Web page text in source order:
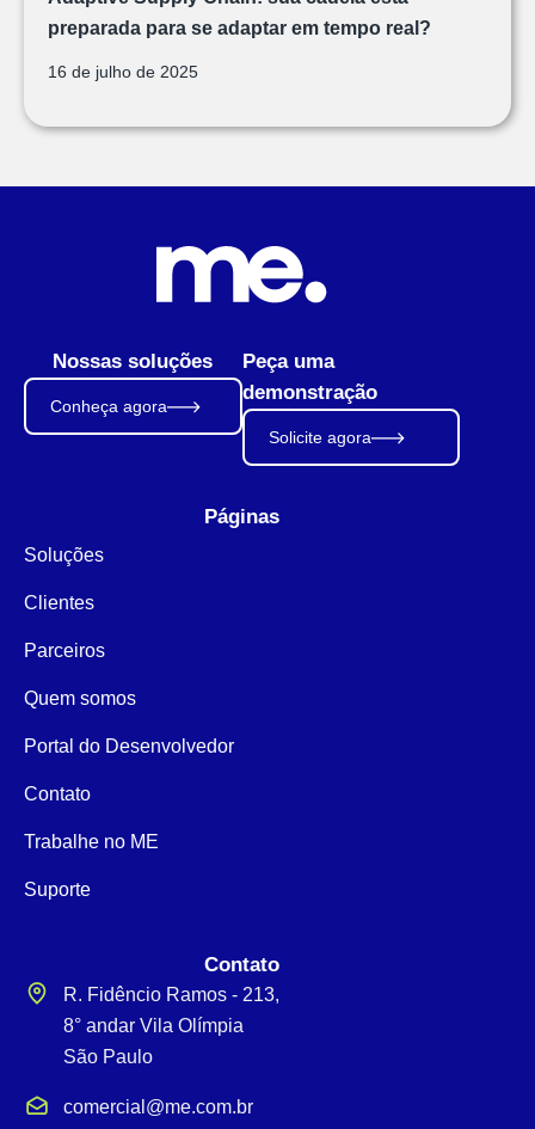
preparada para se adaptar em tempo real?
16 de julho de 2025
Nossas soluções
Conheça agora
Peça uma
demonstração
Solicite agora
Páginas
Soluções
Clientes
Parceiros
Quem somos
Portal do Desenvolvedor
Contato
Trabalhe no ME
Suporte
Contato
R. Fidêncio Ramos - 213,
8° andar Vila Olímpia
São Paulo
comercial@me.com.br